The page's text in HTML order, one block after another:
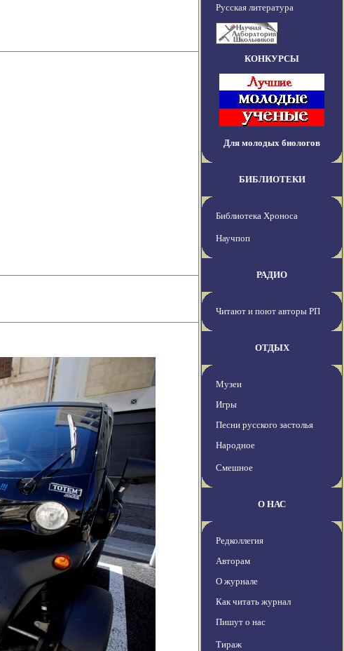
Русская литература
КОНКУРСЫ
Для молодых биологов
БИБЛИОТЕКИ
Библиотека Хроноса
Научпоп
РАДИО
Читают и поют авторы РП
ОТДЫХ
Музеи
Игры
Песни русского застолья
Народное
Смешное
О НАС
Редколлегия
Авторам
О журнале
Как читать журнал
Пишут о нас
Тираж